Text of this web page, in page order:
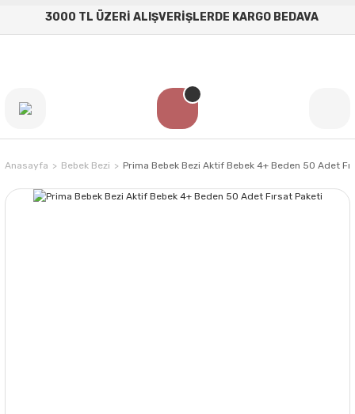
3000 TL ÜZERİ ALIŞVERİŞLERDE KARGO BEDAVA
Anasayfa Bebek Bezi Prima Bebek Bezi Aktif Bebek 4+ Beden 50 Adet